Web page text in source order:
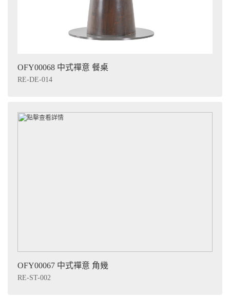
OFY00068 中式禪意 餐桌
RE-DE-014
OFY00067 中式禪意 角幾
RE-ST-002